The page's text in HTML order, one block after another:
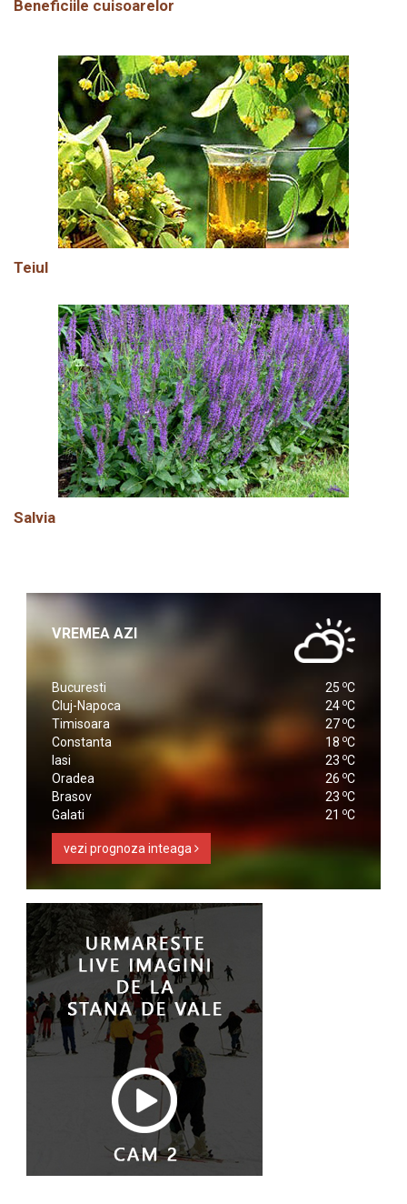
Beneficiile cuisoarelor
Teiul
Salvia
VREMEA AZI
Bucuresti 25 oC
Cluj-Napoca
24 oC
Timisoara
27 oC
Constanta
18 oC
Iasi
23 oC
Oradea
26 oC
Brasov
23 oC
Galati
21 oC
vezi prognoza inteaga